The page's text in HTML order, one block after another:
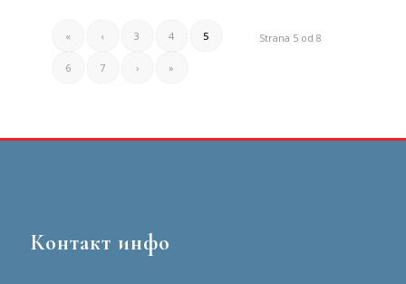
Strana 5 od 8
« ‹ 3 4 5
6 7 › »
Контакт инфо